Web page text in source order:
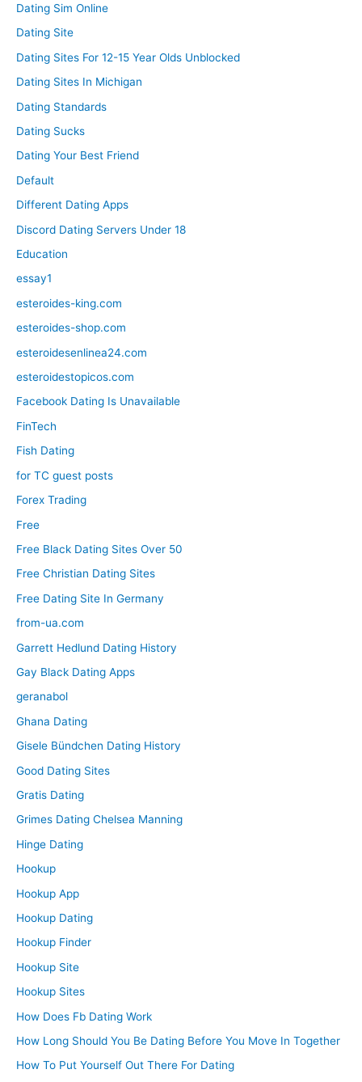
Dating Sim Online
Dating Site
Dating Sites For 12-15 Year Olds Unblocked
Dating Sites In Michigan
Dating Standards
Dating Sucks
Dating Your Best Friend
Default
Different Dating Apps
Discord Dating Servers Under 18
Education
essay1
esteroides-king.com
esteroides-shop.com
esteroidesenlinea24.com
esteroidestopicos.com
Facebook Dating Is Unavailable
FinTech
Fish Dating
for TC guest posts
Forex Trading
Free
Free Black Dating Sites Over 50
Free Christian Dating Sites
Free Dating Site In Germany
from-ua.com
Garrett Hedlund Dating History
Gay Black Dating Apps
geranabol
Ghana Dating
Gisele Bündchen Dating History
Good Dating Sites
Gratis Dating
Grimes Dating Chelsea Manning
Hinge Dating
Hookup
Hookup App
Hookup Dating
Hookup Finder
Hookup Site
Hookup Sites
How Does Fb Dating Work
How Long Should You Be Dating Before You Move In Together
How To Put Yourself Out There For Dating